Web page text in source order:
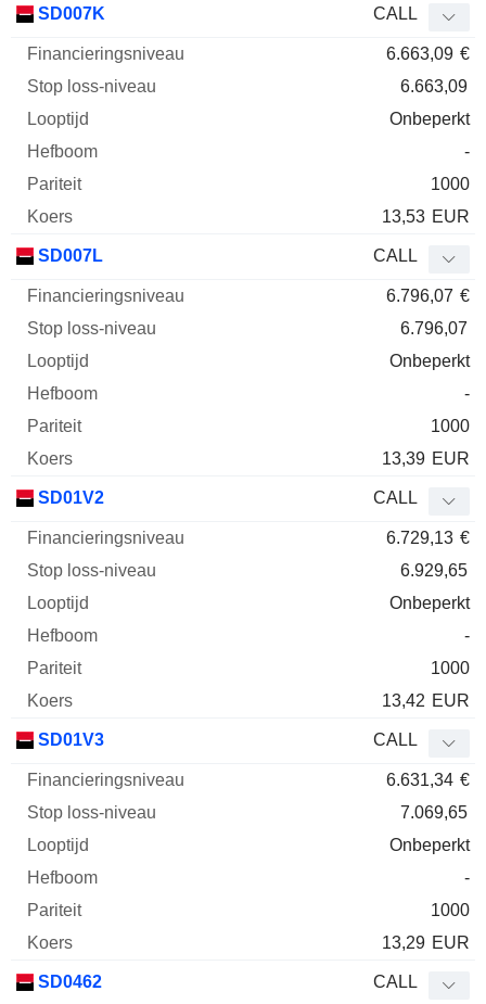
SD007K CALL
6.663,09 €
6.663,09
Onbeperkt
-
1000
13,53 EUR
SD007L CALL
6.796,07 €
6.796,07
Onbeperkt
-
1000
13,39 EUR
SD01V2 CALL
6.729,13 €
6.929,65
Onbeperkt
-
1000
13,42 EUR
SD01V3 CALL
6.631,34 €
7.069,65
Onbeperkt
-
1000
13,29 EUR
SD0462 CALL